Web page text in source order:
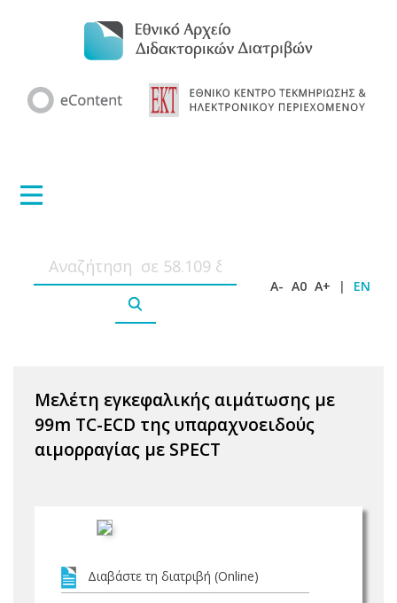
A- A0 A+ | EN
Μελέτη εγκεφαλικής αιμάτωσης με
99m TC-ECD της υπαραχνοειδούς
αιμορραγίας με SPECT
Διαβάστε τη διατριβή (Online)